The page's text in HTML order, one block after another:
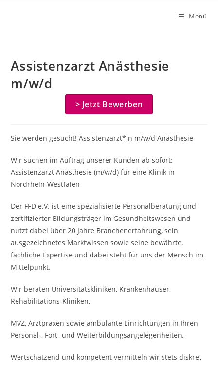
Menü
Assistenzarzt Anästhesie
m/w/d
> Jetzt Bewerben
Sie werden gesucht! Assistenzarzt*in m/w/d Anästhesie
Wir suchen im Auftrag unserer Kunden ab sofort:
Assistenzarzt Anästhesie (m/w/d) für eine Klinik in
Nordrhein-Westfalen
Der FFD e.V. ist eine spezialisierte Personalberatung und
zertifizierter Bildungsträger im Gesundheitswesen und
nutzt dabei über 20 Jahre Branchenerfahrung, sein
ausgezeichnetes Marktwissen sowie seine bewährte,
fachliche Expertise und dabei steht für uns der Mensch im
Mittelpunkt.
Wir beraten Universitätskliniken, Krankenhäuser,
Rehabilitations-Kliniken,
MVZ, Arztpraxen sowie ambulante Einrichtungen in Ihren
Personal-, Fort- und Weiterbildungsangelegenheiten.
Wertschätzend und kompetent vermitteln wir stets diskret